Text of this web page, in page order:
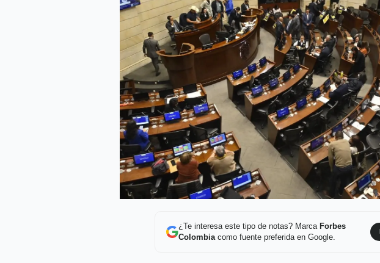
¿Te interesa este tipo de notas? Marca Forbes
Colombiacomo fuente preferida en Google.